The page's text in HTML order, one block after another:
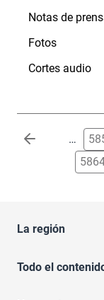
Notas de
Fotos
Cortes audio
Paginación …
La región
Todo el